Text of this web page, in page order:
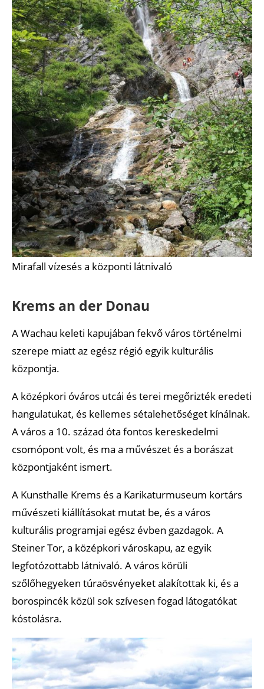
Mirafall vízesés a központi látnivaló
Krems an der Donau
A Wachau keleti kapujában fekvő város történelmi
szerepe miatt az egész régió egyik kulturális
központja.
A középkori óváros utcái és terei megőrizték eredeti
hangulatukat, és kellemes sétalehetőséget kínálnak.
A város a 10. század óta fontos kereskedelmi
csomópont volt, és ma a művészet és a borászat
központjaként ismert.
A Kunsthalle Krems és a Karikaturmuseum kortárs
művészeti kiállításokat mutat be, és a város
kulturális programjai egész évben gazdagok. A
Steiner Tor, a középkori városkapu, az egyik
legfotózottabb látnivaló. A város körüli
szőlőhegyeken túraösvényeket alakítottak ki, és a
borospincék közül sok szívesen fogad látogatókat
kóstolásra.